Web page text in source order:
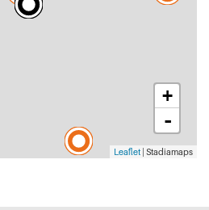
+
-
Leaflet | Stadiamaps